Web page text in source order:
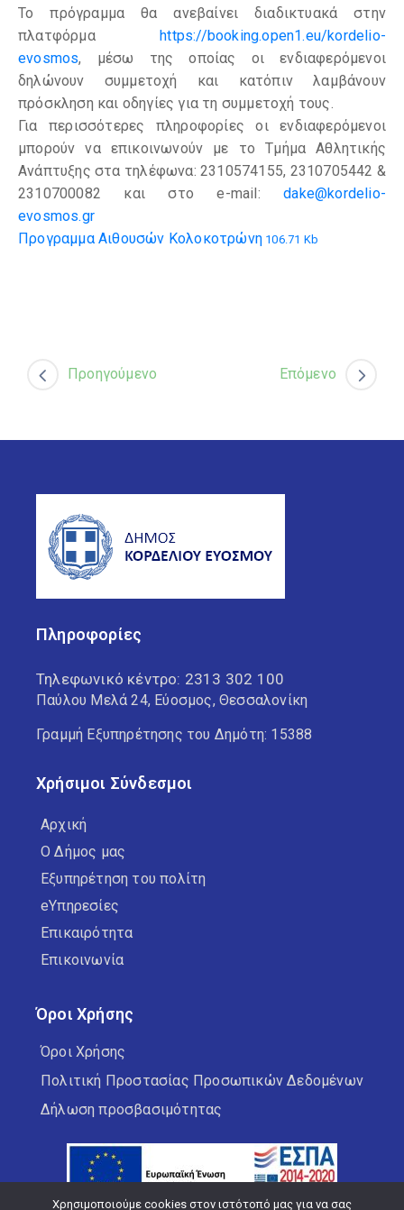
Το πρόγραμμα θα ανεβαίνει διαδικτυακά στην
πλατφόρμαhttps://booking.open1.eu/kordelio-
evosmos, μέσω της οποίας οι ενδιαφερόμενοι
δηλώνουν συμμετοχή και κατόπιν λαμβάνουν
πρόσκληση και οδηγίες για τη συμμετοχή τους.
Για περισσότερες πληροφορίες οι ενδιαφερόμενοι
μπορούν να επικοινωνούν με το Τμήμα Αθλητικής
Ανάπτυξης στα τηλέφωνα: 2310574155, 2310705442 &
2310700082 και στο e-mail:dake@kordelio-
evosmos.gr
Προγραμμα Αιθουσών Κολοκοτρώνη 106.71 Kb
Προηγούμενο Επόμενο
Πληροφορίες
Τηλεφωνικό κέντρο: 2313 302 100
Παύλου Μελά 24, Εύοσμος, Θεσσαλονίκη
Γραμμή Εξυπηρέτησης του Δημότη: 15388
Χρήσιμοι Σύνδεσμοι
Αρχική
Ο Δήμος μας
Εξυπηρέτηση του πολίτη
eΥπηρεσίες
Επικαιρότητα
Επικοινωνία
Όροι Χρήσης
Όροι Χρήσης
Πολιτική Προστασίας Προσωπικών Δεδομένων
Δήλωση προσβασιμότητας
Χρησιμοποιούμε cookies στον ιστότοπό μας για να σας